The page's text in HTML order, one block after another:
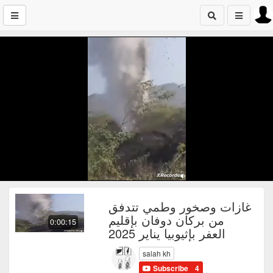
0:00:15
غازات وصخور وطمي تتدفق
من بركان دوفان بإقليم
العفر بإثيوبيا يناير 2025
salah kh
Subscribe 4